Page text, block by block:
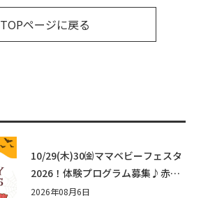
TOPページに戻る
10/29(木)30㈮ママベビーフェスタ
2026！体験プログラム募集♪赤ち
ゃん向けイベントに出演しません
2026年08月6日